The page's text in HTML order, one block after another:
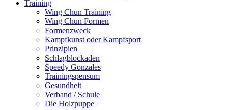
Training
Wing Chun Training
Wing Chun Formen
Formenzweck
Kampfkunst oder Kampfsport
Prinzipien
Schlagblockaden
Speedy Gonzales
Trainingspensum
Gesundheit
Verband / Schule
Die Holzpuppe